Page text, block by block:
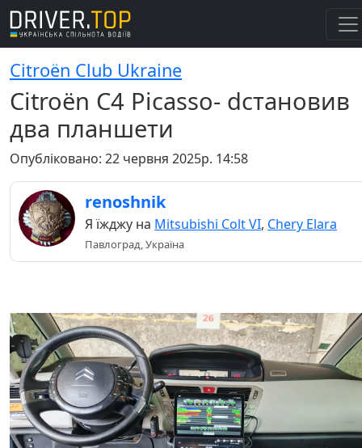
Citroёn Club Ukraine
Citroën C4 Picasso- dстановив
два планшети
Опубліковано: 22 червня 2025р. 14:58
renoshnik
Я їжджу на Mitsubishi Colt VI, Chery Elara
Павлоград, Україна